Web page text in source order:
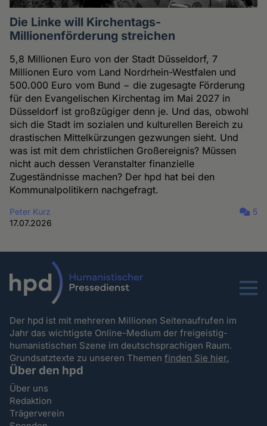
Die Linke will Kirchentags-
Millionenförderung streichen
5,8 Millionen Euro von der Stadt Düsseldorf, 7
Millionen Euro vom Land Nordrhein-Westfalen und
500.000 Euro vom Bund − die zugesagte Förderung
für den Evangelischen Kirchentag im Mai 2027 in
Düsseldorf ist großzügiger denn je. Und das, obwohl
sich die Stadt im sozialen und kulturellen Bereich zu
drastischen Mittelkürzungen gezwungen sieht. Und
was ist mit dem christlichen Großereignis? Müssen
nicht auch dessen Veranstalter finanzielle
Zugeständnisse machen? Der hpd hat bei den
Kommunalpolitikern nachgefragt.
Peter Kurz
17.07.2026
5
Menu
Der hpd ist mit mehreren Millionen Seitenaufrufen im
Jahr das wichtigste Online-Medium der freigeistig-
humanistischen Szene im deutschsprachigen Raum.
Grundsatztexte zu unseren Themenfinden Sie hier.
Über den hpd
Über uns
Redaktion
Trägerverein